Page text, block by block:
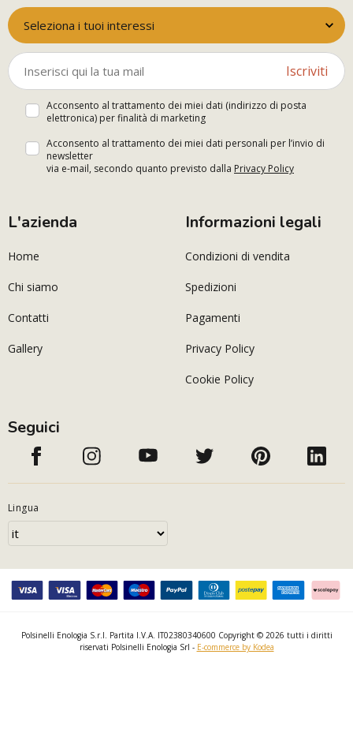
Seleziona i tuoi interessi
Iscriviti
Acconsento al trattamento dei miei dati (indirizzo di posta
elettronica) per finalità di marketing
Acconsento al trattamento dei miei dati personali per l’invio di
newsletter
via e-mail, secondo quanto previsto dalla Privacy Policy
L'azienda
Home
Chi siamo
Contatti
Gallery
Informazioni legali
Condizioni di vendita
Spedizioni
Pagamenti
Privacy Policy
Cookie Policy
Seguici
Lingua
Polsinelli Enologia S.r.l. Partita I.V.A. IT02380340600 Copyright © 2026 tutti i diritti
riservati Polsinelli Enologia Srl - E-commerce by Kodea